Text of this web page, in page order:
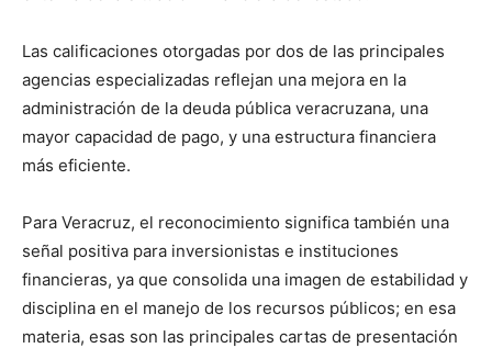
Las calificaciones otorgadas por dos de las principales
agencias especializadas reflejan una mejora en la
administración de la deuda pública veracruzana, una
mayor capacidad de pago, y una estructura financiera
más eficiente.
Para Veracruz, el reconocimiento significa también una
señal positiva para inversionistas e instituciones
financieras, ya que consolida una imagen de estabilidad y
disciplina en el manejo de los recursos públicos; en esa
materia, esas son las principales cartas de presentación